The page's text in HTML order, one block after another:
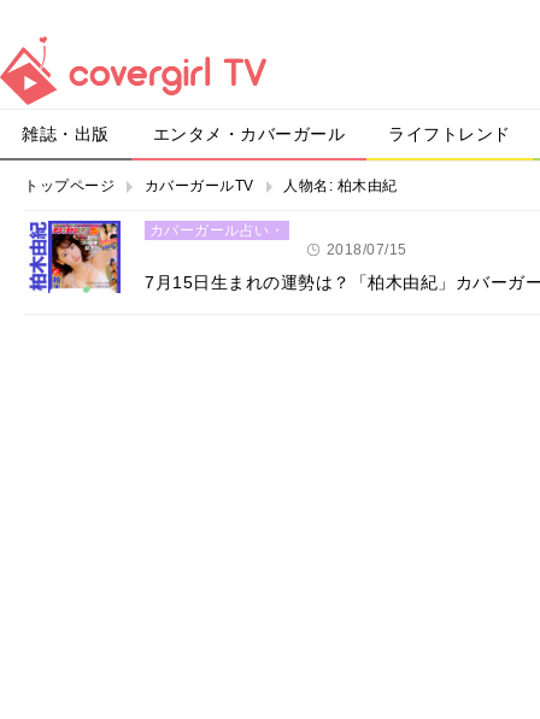
雑誌・出版 エンタメ・カバーガール ライフトレンド
トップページ カバーガールTV 人物名: 柏木由紀
カバーガール占い・
2018/07/15
7月15日生まれの運勢は？「柏木由紀」カバーガ